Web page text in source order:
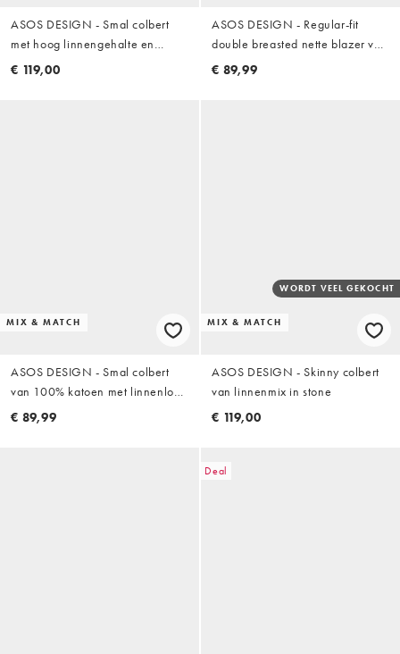
ASOS DESIGN - Smal colbert
met hoog linnengehalte en
strepen in terracotta
€ 119,00
ASOS DESIGN - Regular-fit
double breasted nette blazer van
100% katoen met linnenlook in
€ 89,99
MIX & MATCH
ASOS DESIGN - Smal colbert
van 100% katoen met linnenlook
in beige
€ 89,99
MIX & MATCH
WORDT VEEL GEKOCHT
ASOS DESIGN - Skinny colbert
van linnenmix in stone
€ 119,00
Deal